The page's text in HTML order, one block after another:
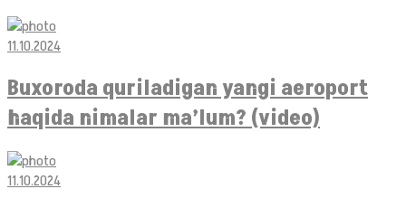
11.10.2024
Buxoroda quriladigan yangi aeroport
haqida nimalar ma’lum? (video)
11.10.2024